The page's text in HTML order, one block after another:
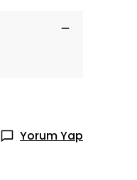
Yorum Yap